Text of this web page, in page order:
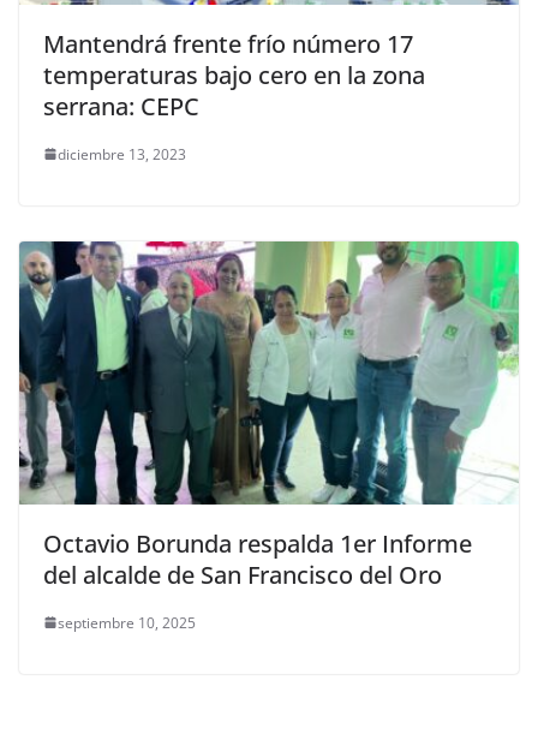
Mantendrá frente frío número 17
temperaturas bajo cero en la zona
serrana: CEPC
diciembre 13, 2023
Octavio Borunda respalda 1er Informe
del alcalde de San Francisco del Oro
septiembre 10, 2025